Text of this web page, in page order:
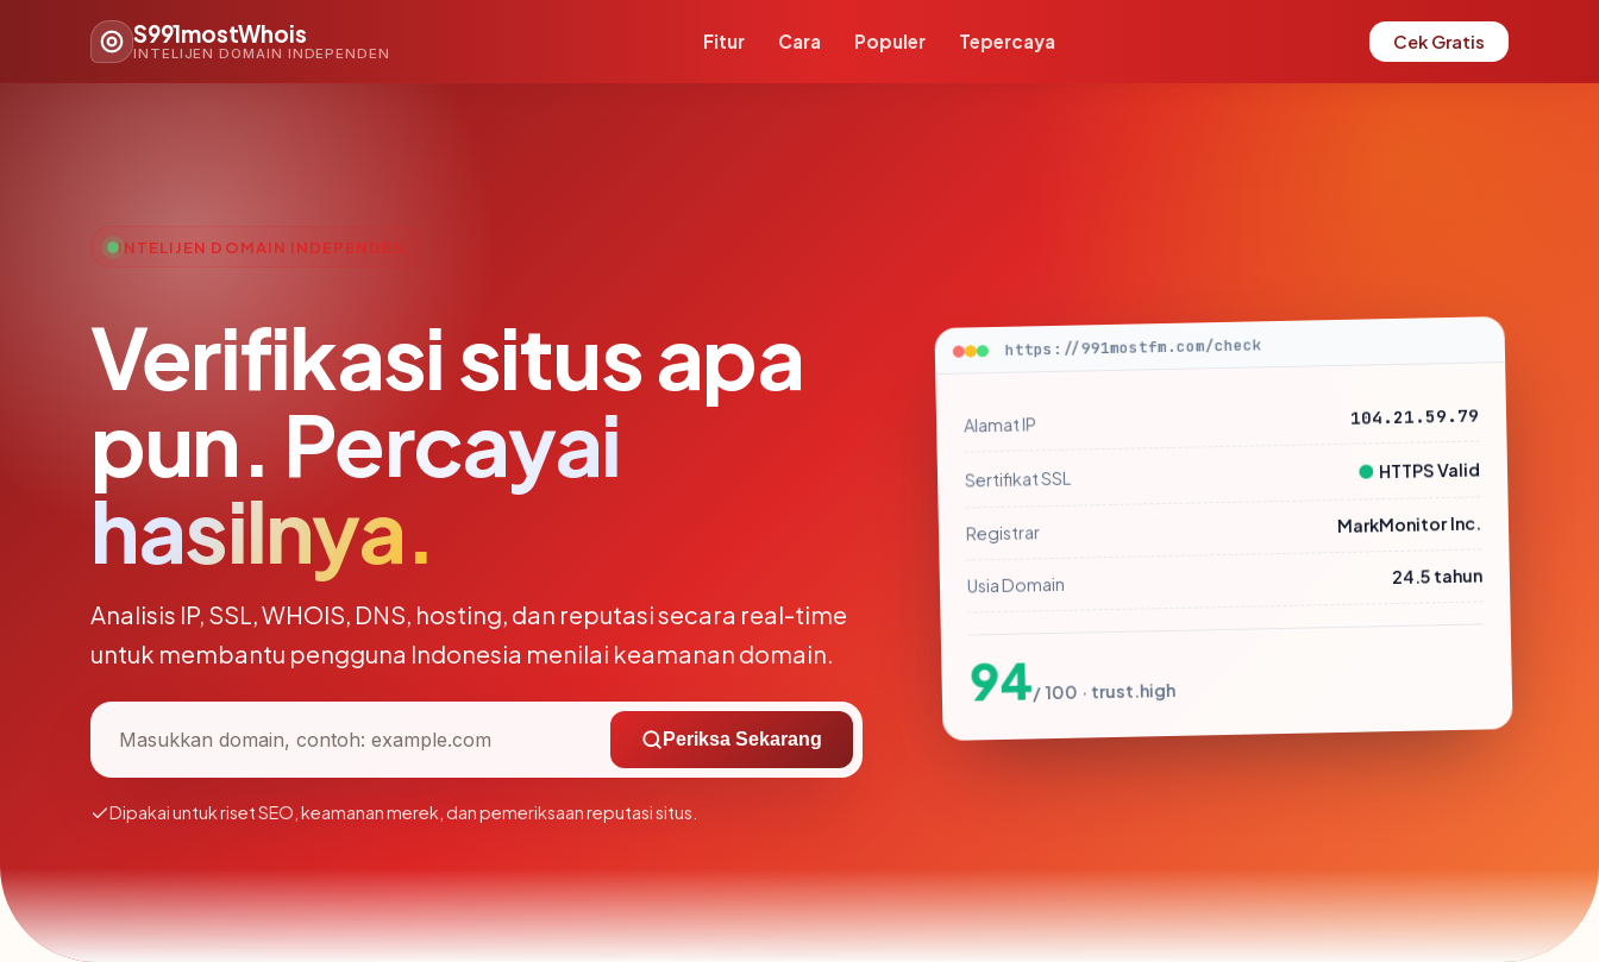
S991mostWhois
INTELIJEN DOMAIN INDEPENDEN
Fitur Cara Populer Tepercaya Cek Gratis
INTELIJEN DOMAIN INDEPENDEN
Verifikasi situs apa
pun. Percayai
hasilnya.
Analisis IP, SSL, WHOIS, DNS, hosting, dan reputasi secara real-time
untuk membantu pengguna Indonesia menilai keamanan domain.
Periksa Sekarang
Dipakai untuk riset SEO, keamanan merek, dan pemeriksaan reputasi situs.
https://991mostfm.com/check
Alamat IP 104.21.59.79
Sertifikat SSL ● HTTPS Valid
Registrar MarkMonitor Inc.
Usia Domain 24.5 tahun
94/ 100 · trust.high